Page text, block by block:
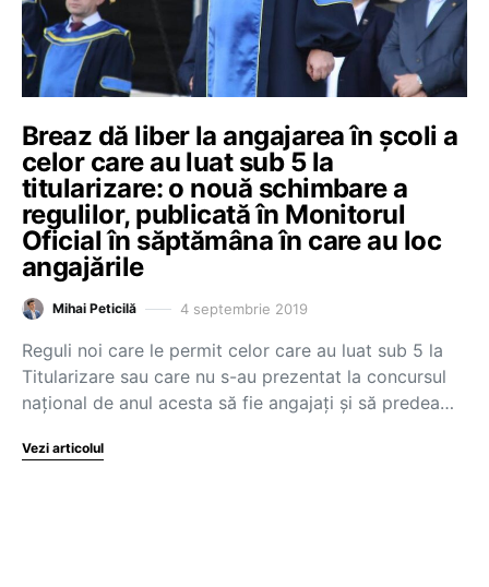
Breaz dă liber la angajarea în școli a
celor care au luat sub 5 la
titularizare: o nouă schimbare a
regulilor, publicată în Monitorul
Oficial în săptămâna în care au loc
angajările
Mihai Peticilă 4 septembrie 2019
Reguli noi care le permit celor care au luat sub 5 la
Titularizare sau care nu s-au prezentat la concursul
național de anul acesta să fie angajați și să predea…
Vezi articolul